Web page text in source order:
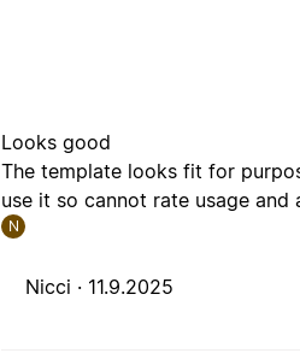
Looks good
The template looks fit for
use it so cannot rate usage
N
Nicci · 11.9.2025